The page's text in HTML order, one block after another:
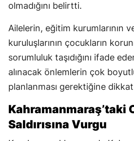
olmadığını belirtti.
Ailelerin, eğitim kurumlarının
kuruluşlarının çocukların
sorumluluk taşıdığını ifade
alınacak önlemlerin çok
planlanması gerektiğine
Kahramanmaraş’taki
Saldırısına Vurgu